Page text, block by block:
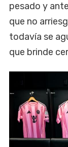
pesado y
que no
todavía se
que brinde